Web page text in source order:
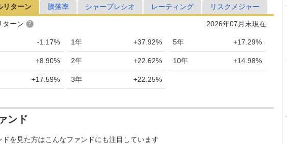
リターン 騰落率 シャープレシオ レーティング リスクメジャー
2026年07月末現在
ターン
-1.17%
+8.90%
+17.59%
1年 +37.92%
2年 +22.62%
3年 +22.25%
5年 +17.29%
10年 +14.98%
ンド
ドを見た方はこんなファンドにも注目しています